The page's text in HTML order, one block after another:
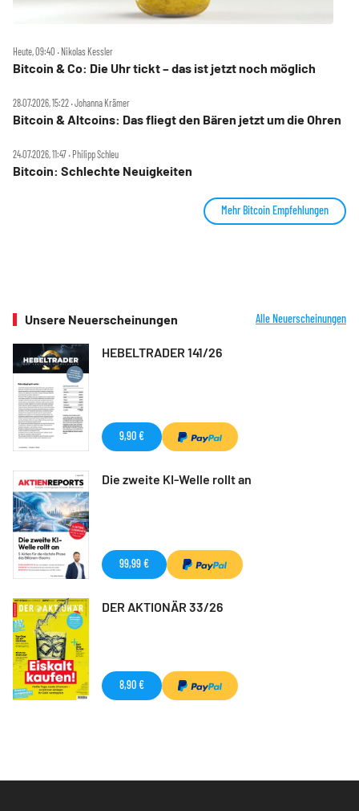
Heute, 09:40 ‧ Nikolas Kessler
Bitcoin & Co: Die Uhr tickt – das ist jetzt noch möglich
28.07.2026, 15:22 ‧ Johanna Krämer
Bitcoin & Altcoins: Das fliegt den Bären jetzt um die Ohren
24.07.2026, 11:47 ‧ Philipp Schleu
Bitcoin: Schlechte Neuigkeiten
Mehr Bitcoin Empfehlungen
Unsere Neuerscheinungen Alle Neuerscheinungen
HEBELTRADER 141/26
9,90 €
Die zweite KI-Welle rollt an
99,99 €
DER AKTIONÄR 33/26
8,90 €